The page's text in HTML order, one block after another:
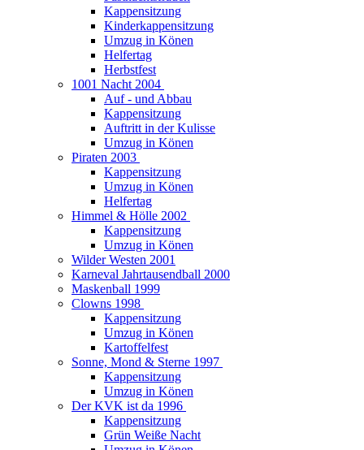
Kappensitzung
Kinderkappensitzung
Umzug in Könen
Helfertag
Herbstfest
1001 Nacht 2004
Auf - und Abbau
Kappensitzung
Auftritt in der Kulisse
Umzug in Könen
Piraten 2003
Kappensitzung
Umzug in Könen
Helfertag
Himmel & Hölle 2002
Kappensitzung
Umzug in Könen
Wilder Westen 2001
Karneval Jahrtausendball 2000
Maskenball 1999
Clowns 1998
Kappensitzung
Umzug in Könen
Kartoffelfest
Sonne, Mond & Sterne 1997
Kappensitzung
Umzug in Könen
Der KVK ist da 1996
Kappensitzung
Grün Weiße Nacht